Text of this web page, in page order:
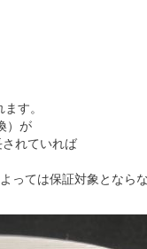
す。
）が
れていれば
っては保証対象となら